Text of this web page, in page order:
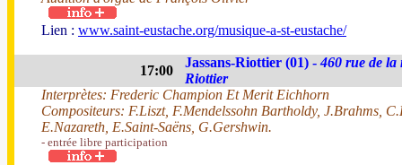
Lien : www.saint-eustache.org/musique-a-st-eustache/
17:00
Jassans-Riottier (01) - 460 rue de la
Riottier
Interprètes: Frederic Champion Et Merit Eichhorn
Compositeurs: F.Liszt, F.Mendelssohn Bartholdy, J.Brahms,
E.Nazareth, E.Saint-Saëns, G.Gershwin.
- entrée libre participation